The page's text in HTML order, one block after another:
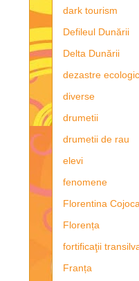
dark tourism
Defileul Dunării
Delta Dunării
dezastre
diverse
drumetii
drumetii de rau
elevi
fenomene
Florentina
Florența
fortificaţii
Franța